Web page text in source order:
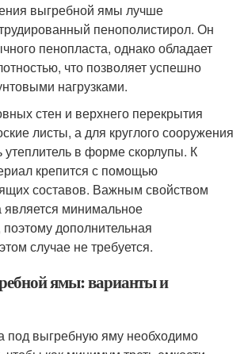
выгребной ямы лучше
пенополистирол. Он
пенопласта, однако обладает
что позволяет успешно
нагрузками.
стен и верхнего перекрытия
листы, а для круглого сооружения
в форме скорлупы. К
крепится с помощью
составов. Важным свойством
является минимальное
дополнительная
случае не требуется.
ямы: варианты и
под выгребную яму необходимо